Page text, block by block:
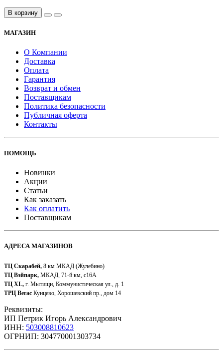
В корзину
МАГАЗИН
О Компании
Доставка
Оплата
Гарантия
Возврат и обмен
Поставщикам
Политика безопасности
Публичная оферта
Контакты
ПОМОЩЬ
Новинки
Акции
Статьи
Как заказать
Как оплатить
Поставщикам
АДРЕСА МАГАЗИНОВ
ТЦ Скарабей, 8 км МКАД (Жулебино)
ТЦ Вэйпарк, МКАД, 71-й км, с16А
ТЦ XL, г. Мытищи, Коммунистическая ул., д. 1
ТРЦ Вегас Кунцево, Хорошевский пр., дом 14
Реквизиты:
ИП Петрик Игорь Александрович
ИНН: 503008810623
ОГРНИП: 304770001303734​